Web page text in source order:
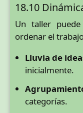
18.10
Un taller
ordenar el
Lluvia de
inicialmente.
categorías.